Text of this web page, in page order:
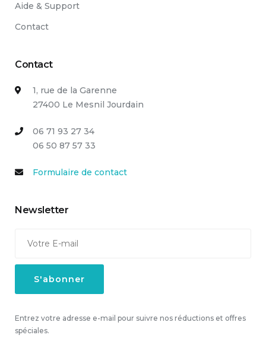
Aide & Support
Contact
Contact
1, rue de la Garenne
27400 Le Mesnil Jourdain
06 71 93 27 34
06 50 87 57 33
Formulaire de contact
Newsletter
Entrez votre adresse e-mail pour suivre nos réductions et offres
spéciales.